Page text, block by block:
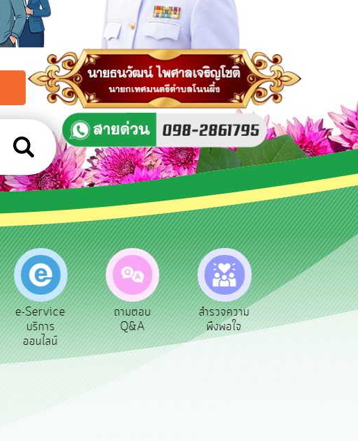
e-Service
บริการ
ออนไลน์
ถามตอบ
Q&A
สำรวจความ
พึงพอใจ
ผู้รับเบีย